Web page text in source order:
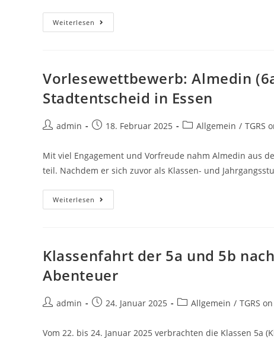
Weiterlesen
Vorlesewettbewerb: Almedin
Stadtentscheid in Essen
admin 18. Februar 2025 Allgemein / TGRS
Mit viel Engagement und Vorfreude nahm Almedin aus
teil. Nachdem er sich zuvor als Klassen- und
Weiterlesen
Klassenfahrt der 5a und 5b
Abenteuer
admin 24. Januar 2025 Allgemein / TGRS
Vom 22. bis 24. Januar 2025 verbrachten die Klassen 5a